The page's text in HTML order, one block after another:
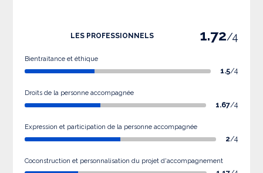
LES PROFESSIONNELS 1.72/4
Bientraitance et éthique
1.5/4
Droits de la personne accompagnée
1.67/4
Expression et participation de la personne accompagnée
2/4
Coconstruction et personnalisation du projet d'accompagnement